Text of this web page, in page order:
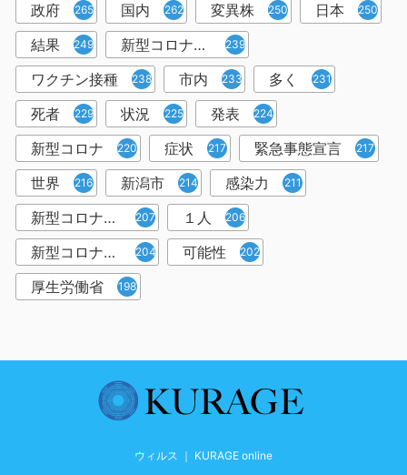
政府 265 国内 262 変異株 250 日本 250
結果 249 新型コロナウイルスワクチン 239
ワクチン接種 238 市内 233 多く 231
死者 229 状況 225 発表 224
新型コロナ 220 症状 217 緊急事態宣言 217
世界 216 新潟市 214 感染力 211
新型コロナウイルス感染者 207 １人 206
新型コロナウイルス対策 204 可能性 202
厚生労働省 198
ウィルス ｜ KURAGE online